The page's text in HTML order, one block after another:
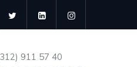
911 57 40